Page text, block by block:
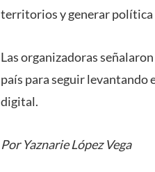
territorios y generar política
Las organizadoras
país para seguir levantando
digital.
Por Yaznarie López Vega